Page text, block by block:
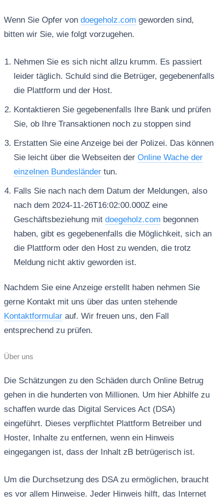
Wenn Sie Opfer von doegeholz.com geworden sind,
bitten wir Sie, wie folgt vorzugehen.
Nehmen Sie es sich nicht allzu krumm. Es passiert
leider täglich. Schuld sind die Betrüger, gegebenenfalls
die Plattform und der Host.
Kontaktieren Sie gegebenenfalls Ihre Bank und prüfen
Sie, ob Ihre Transaktionen noch zu stoppen sind
Erstatten Sie eine Anzeige bei der Polizei. Das können
Sie leicht über die Webseiten der Online Wache der
einzelnen Bundesländertun.
Falls Sie nach nach dem Datum der Meldungen, also
nach dem 2024-11-26T16:02:00.000Z eine
Geschäftsbeziehung mit doegeholz.com begonnen
haben, gibt es gegebenenfalls die Möglichkeit, sich an
die Plattform oder den Host zu wenden, die trotz
Meldung nicht aktiv geworden ist.
Nachdem Sie eine Anzeige erstellt haben nehmen Sie
gerne Kontakt mit uns über das unten stehende
Kontaktformularauf. Wir freuen uns, den Fall
entsprechend zu prüfen.
Über uns
Die Schätzungen zu den Schäden durch Online Betrug
gehen in die hunderten von Millionen. Um hier Abhilfe zu
schaffen wurde das Digital Services Act (DSA)
eingeführt. Dieses verpflichtet Plattform Betreiber und
Hoster, Inhalte zu entfernen, wenn ein Hinweis
eingegangen ist, dass der Inhalt zB betrügerisch ist.
Um die Durchsetzung des DSA zu ermöglichen, braucht
es vor allem Hinweise. Jeder Hinweis hilft, das Internet